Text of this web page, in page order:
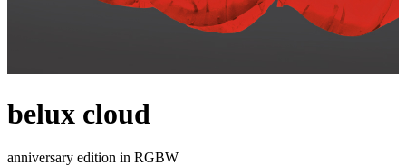
belux cloud
anniversary edition in RGBW